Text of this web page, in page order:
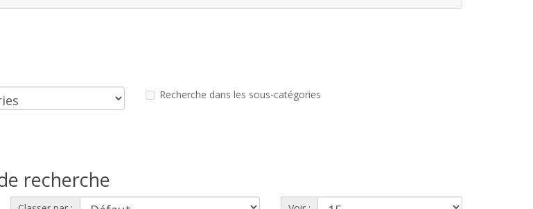
Recherche dans les sous-catégories
recherche